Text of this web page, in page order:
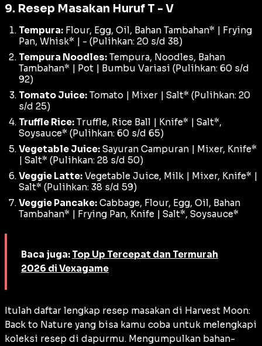
9. Resep Masakan Huruf T - V
Tempura: Flour, Egg, Oil, Bahan Tambahan* | Frying
Pan, Whisk* | - (Pulihkan: 20 s/d 38)
Tempura Noodles: Tempura, Noodles, Bahan
Tambahan* | Pot | Bumbu Variasi (Pulihkan: 60 s/d
92)
Tomato Juice: Tomato | Mixer | Salt* (Pulihkan: 20
s/d 25)
Truffle Rice: Truffle, Rice Ball | Knife* | Salt*,
Soysauce* (Pulihkan: 60 s/d 65)
Vegetable Juice: Sayuran Campuran | Mixer, Knife*
| Salt* (Pulihkan: 28 s/d 50)
Veggie Latte: Vegetable Juice, Milk | Mixer, Knife* |
Salt* (Pulihkan: 38 s/d 59)
Veggie Pancake: Cabbage, Flour, Egg, Oil, Bahan
Tambahan* | Frying Pan, Knife | Salt*, Soysauce*
Baca juga: Top Up Tercepat dan Termurah
2026 di Vexagame
Itulah daftar lengkap resep masakan di Harvest Moon:
Back to Nature yang bisa kamu coba untuk melengkapi
koleksi resep di dapurmu. Mengumpulkan bahan-